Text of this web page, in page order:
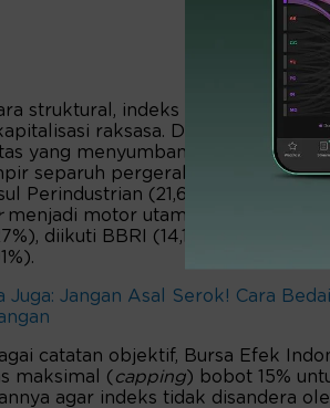
struktural, indeks ini sangat
raksasa. Dari data BEI
yang menyumbang bobot hingga
separuh pergerakan indeks
Perindustrian (21,6%) dan Energi
menjadi motor utama: Bank Mandiri
diikuti BBRI (14,14%), Astra
Juga: Jangan Asal Serok! Cara
catatan objektif, Bursa Efek
maksimal ( capping) bobot 15%
agar indeks tidak disandera